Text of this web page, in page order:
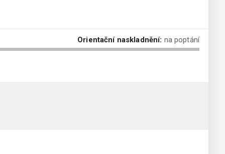
Orientační naskladnění: na poptání